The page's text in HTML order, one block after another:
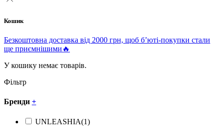
Кошик
Безкоштовна доставка від 2000 грн, щоб б’юті-покупки стали
ще приємнішими🔥
У кошику немає товарів.
Фільтр
Бренди +
UNLEASHIA(1)